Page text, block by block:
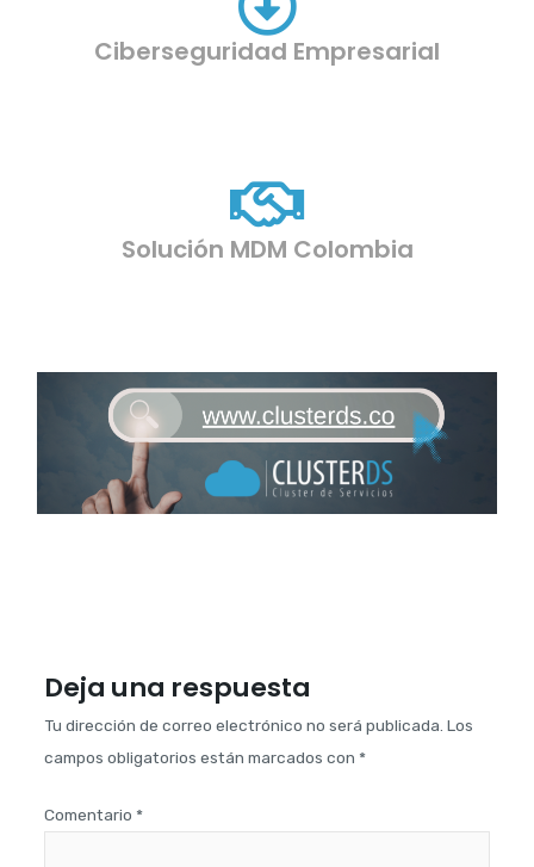
Ciberseguridad Empresarial
Solución MDM Colombia
Deja una respuesta
Tu dirección de correo electrónico no será publicada. Los
campos obligatorios están marcados con *
Comentario *